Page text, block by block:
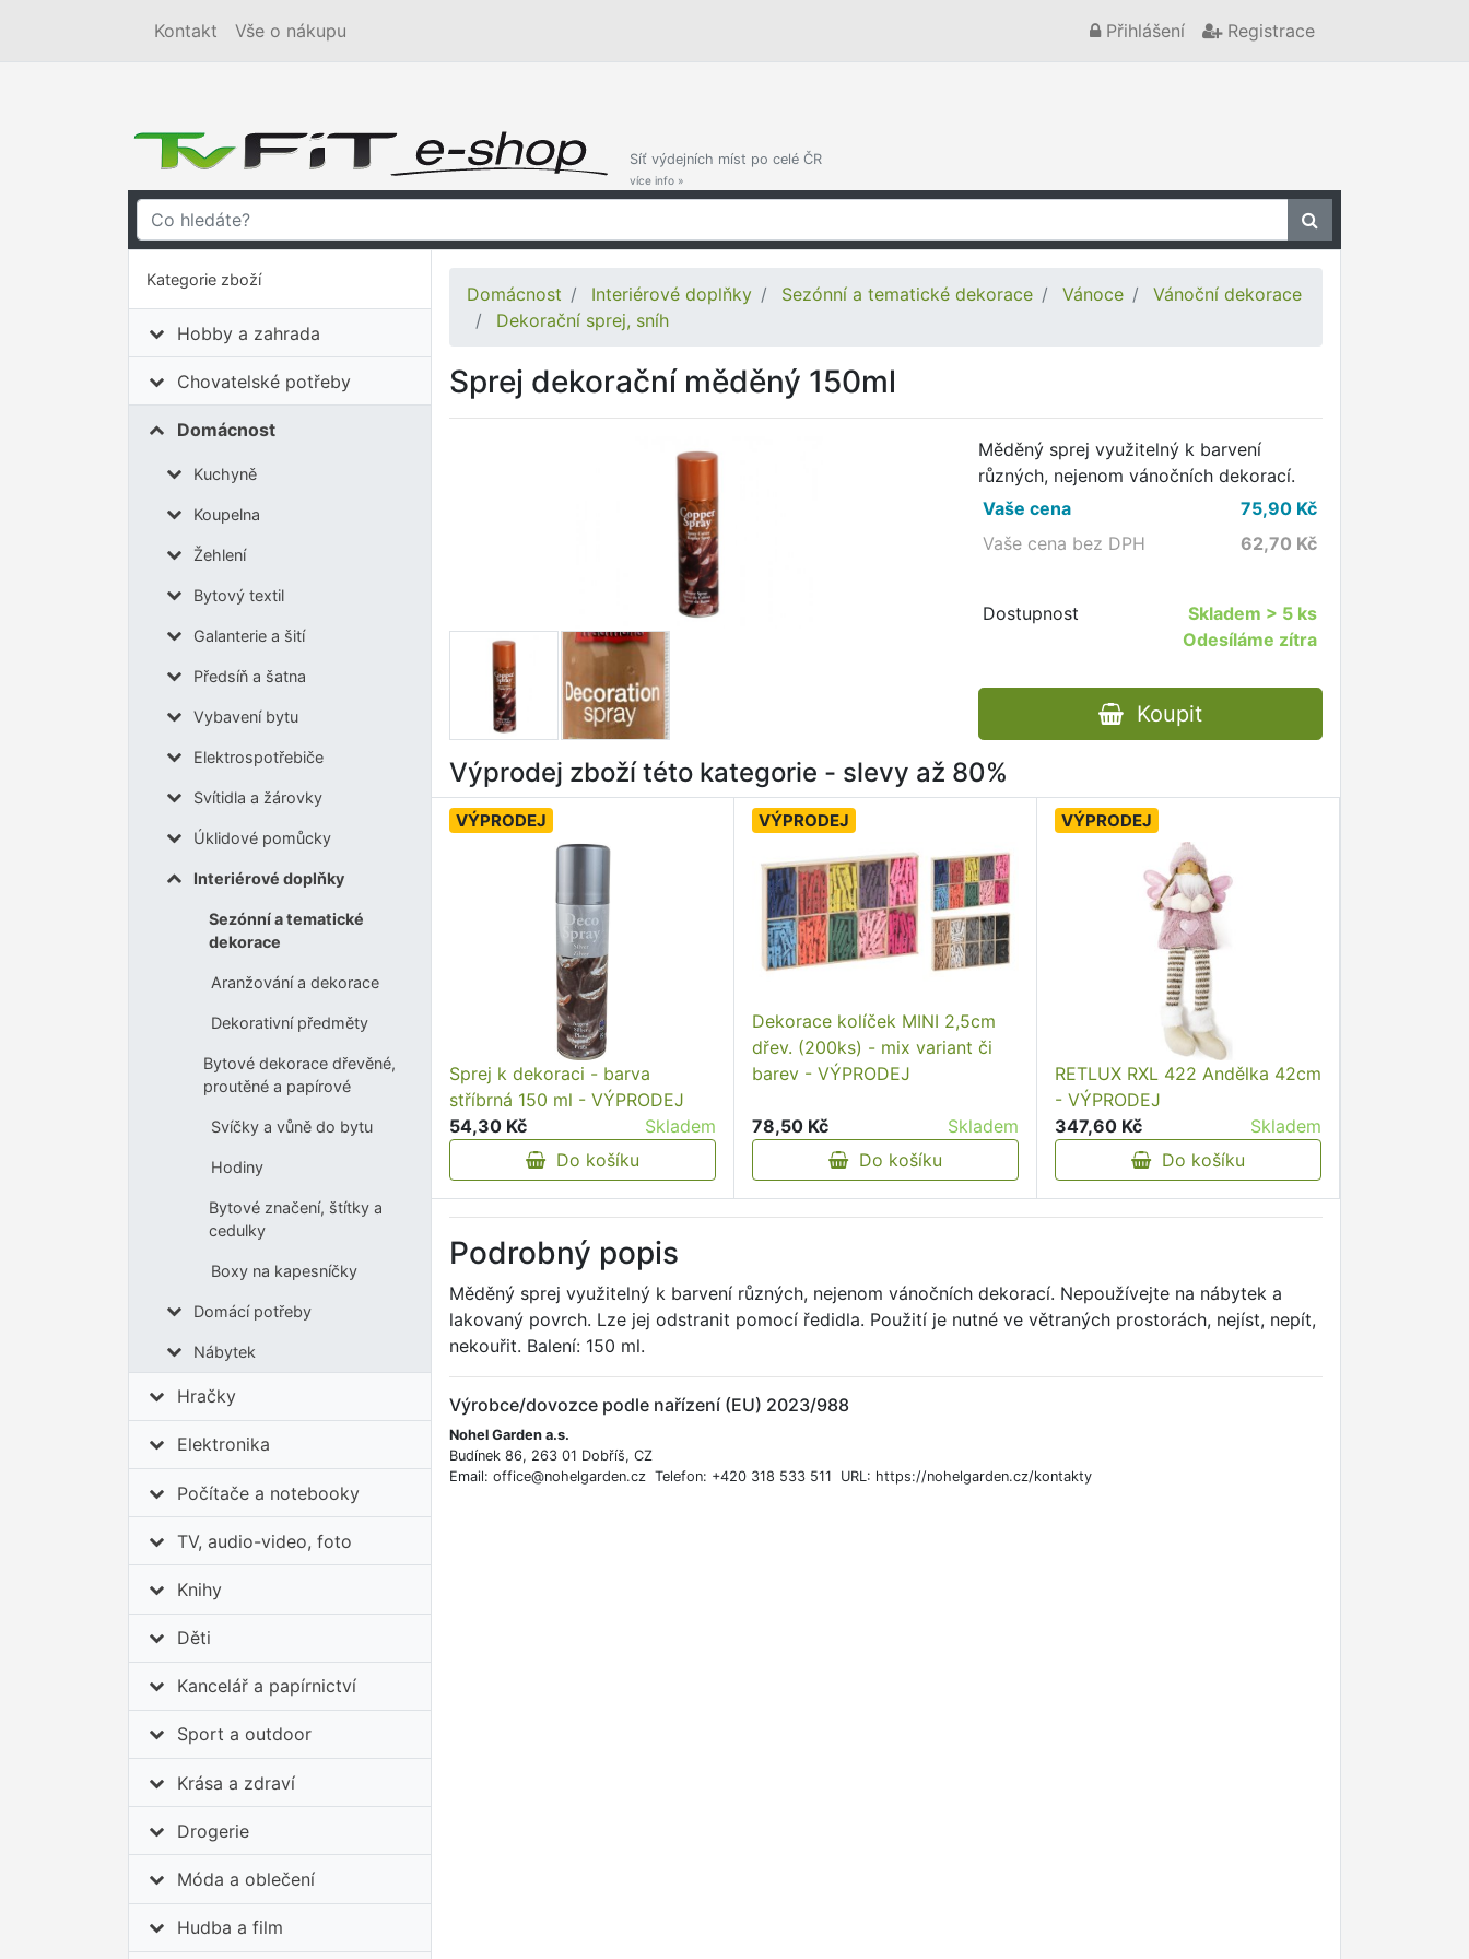
Kontakt Vše o nákupu Přihlášení Registrace
Síť výdejních míst po celé ČR
více info »
Kategorie zboží
Hobby a zahrada
Chovatelské potřeby
Domácnost
Kuchyně
Koupelna
Žehlení
Bytový textil
Galanterie a šití
Předsíň a šatna
Vybavení bytu
Elektrospotřebiče
Svítidla a žárovky
Úklidové pomůcky
Interiérové doplňky
Sezónní a tematické
dekorace
Aranžování a dekorace
Dekorativní předměty
Bytové dekorace dřevěné,
proutěné a papírové
Svíčky a vůně do bytu
Hodiny
Bytové značení, štítky a
cedulky
Boxy na kapesníčky
Domácí potřeby
Nábytek
Hračky
Elektronika
Počítače a notebooky
TV, audio-video, foto
Knihy
Děti
Kancelář a papírnictví
Sport a outdoor
Krása a zdraví
Drogerie
Móda a oblečení
Hudba a film
Domácnost Interiérové doplňky Sezónní a tematické dekorace Vánoce
Vánoční dekorace
Dekorační sprej, sníh
Sprej dekorační měděný 150ml
Měděný sprej využitelný k barvení
různých, nejenom vánočních dekorací.
Vaše cena
75,90Kč
Vaše cena bez DPH
62,70 Kč
Dostupnost Skladem > 5 ks
Odesíláme zítra
Koupit
Výprodej zboží této kategorie - slevy až 80%
VÝPRODEJ
Sprej k dekoraci - barva
stříbrná 150 ml - VÝPRODEJ
54,30 Kč
Skladem
Do košíku
VÝPRODEJ
Dekorace kolíček MINI 2,5cm
dřev. (200ks) - mix variant či
barev - VÝPRODEJ
78,50 Kč
Skladem
Do košíku
VÝPRODEJ
RETLUX RXL 422 Andělka 42cm
- VÝPRODEJ
347,60 Kč
Skladem
Do košíku
Podrobný popis
Měděný sprej využitelný k barvení různých, nejenom vánočních dekorací. Nepoužívejte na nábytek a
lakovaný povrch. Lze jej odstranit pomocí ředidla. Použití je nutné ve větraných prostorách, nejíst, nepít,
nekouřit. Balení: 150 ml.
Výrobce/dovozce podle nařízení (EU) 2023/988
Nohel Garden a.s.
Budínek 86, 263 01 Dobříš, CZ
Email: office@nohelgarden.cz Telefon: +420 318 533 511 URL: https://nohelgarden.cz/kontakty